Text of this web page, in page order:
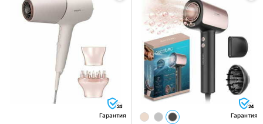
24
Гарантия
24
Гарантия